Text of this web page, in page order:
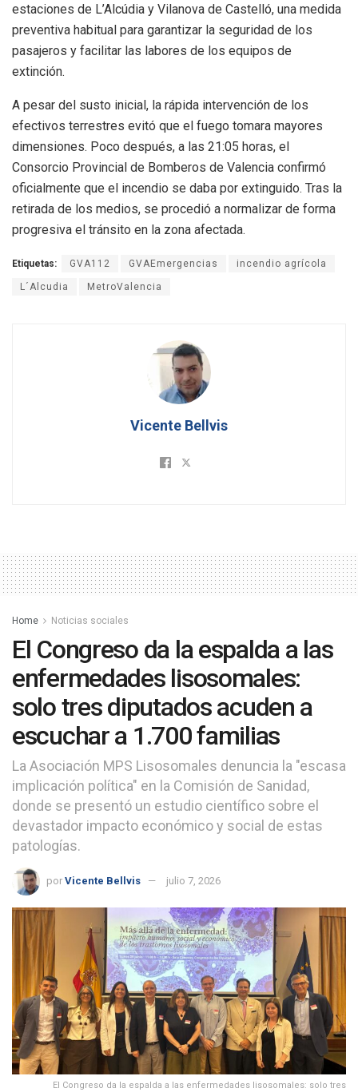
estaciones de L’Alcúdia y Vilanova de Castelló, una medida
preventiva habitual para garantizar la seguridad de los
pasajeros y facilitar las labores de los equipos de
extinción.
A pesar del susto inicial, la rápida intervención de los
efectivos terrestres evitó que el fuego tomara mayores
dimensiones. Poco después, a las 21:05 horas, el
Consorcio Provincial de Bomberos de Valencia confirmó
oficialmente que el incendio se daba por extinguido. Tras la
retirada de los medios, se procedió a normalizar de forma
progresiva el tránsito en la zona afectada.
Etiquetas: GVA112 GVAEmergencias incendio agrícola
L´Alcudia MetroValencia
Vicente Bellvis
Home Noticias sociales
El Congreso da la espalda a las
enfermedades lisosomales:
solo tres diputados acuden a
escuchar a 1.700 familias
La Asociación MPS Lisosomales denuncia la "escasa
implicación política" en la Comisión de Sanidad,
donde se presentó un estudio científico sobre el
devastador impacto económico y social de estas
patologías.
por Vicente Bellvis julio 7, 2026
El Congreso da la espalda a las enfermedades lisosomales: solo tres